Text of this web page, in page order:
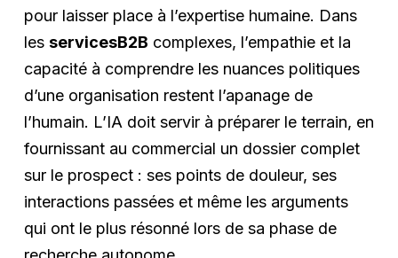
pour laisser place à l’expertise humaine. Dans
les servicesB2B complexes, l’empathie et la
capacité à comprendre les nuances politiques
d’une organisation restent l’apanage de
l’humain. L’IA doit servir à préparer le terrain, en
fournissant au commercial un dossier complet
sur le prospect : ses points de douleur, ses
interactions passées et même les arguments
qui ont le plus résonné lors de sa phase de